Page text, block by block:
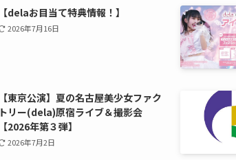
【delaお目当て特典情報！】
2026年7月16日
【東京公演】夏の名古屋美少女ファク
トリー(dela)原宿ライブ＆撮影会
【2026年第３弾】
2026年7月2日